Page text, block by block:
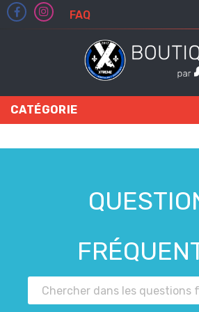
FAQ
CATÉGORIE